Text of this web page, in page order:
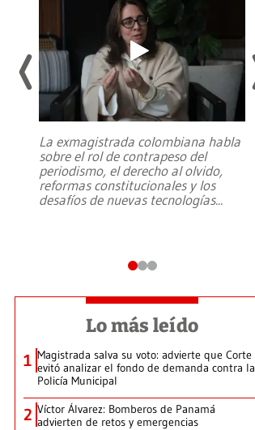
La exmagistrada colombiana habla
sobre el rol de contrapeso del
periodismo, el derecho al olvido,
reformas constitucionales y los
desafíos de nuevas tecnologías...
Lo más leído
1 Magistrada salva su voto: advierte que Corte
evitó analizar el fondo de demanda contra la
Policía Municipal
2 Víctor Álvarez: Bomberos de Panamá
advierten de retos y emergencias